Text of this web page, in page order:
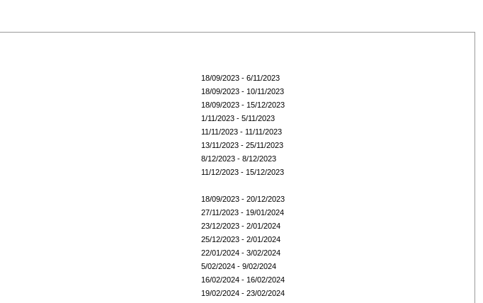
18/09/2023 - 6/11/2023
18/09/2023 - 10/11/2023
18/09/2023 - 15/12/2023
1/11/2023 - 5/11/2023
11/11/2023 - 11/11/2023
13/11/2023 - 25/11/2023
8/12/2023 - 8/12/2023
11/12/2023 - 15/12/2023
18/09/2023 - 20/12/2023
27/11/2023 - 19/01/2024
23/12/2023 - 2/01/2024
25/12/2023 - 2/01/2024
22/01/2024 - 3/02/2024
5/02/2024 - 9/02/2024
16/02/2024 - 16/02/2024
19/02/2024 - 23/02/2024